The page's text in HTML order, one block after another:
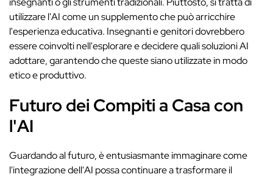
utilizzare l'AI come un supplemento che può arricchire
l'esperienza educativa. Insegnanti e genitori dovrebbero
essere coinvolti nell'esplorare e decidere quali soluzioni AI
adottare, garantendo che queste siano utilizzate in modo
etico e produttivo.
Futuro dei Compiti a Casa con
l'AI
Guardando al futuro, è entusiasmante immaginare come
l'integrazione dell'AI possa continuare a trasformare il